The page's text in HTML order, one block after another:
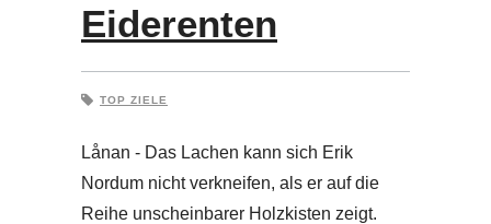
Eiderenten
TOP ZIELE
Lånan - Das Lachen kann sich Erik
Nordum nicht verkneifen, als er auf die
Reihe unscheinbarer Holzkisten zeigt.